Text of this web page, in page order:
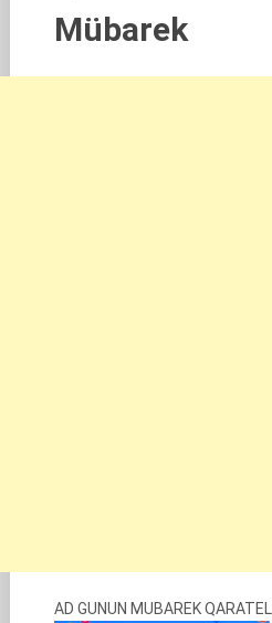
Mübarek
AD GUNUN MUBAREK QARATEL